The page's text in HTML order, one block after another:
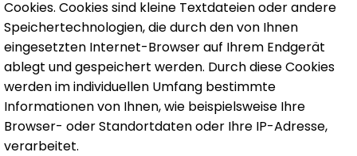
Cookies. Cookies sind kleine Textdateien oder andere
Speichertechnologien, die durch den von Ihnen
eingesetzten Internet-Browser auf Ihrem Endgerät
ablegt und gespeichert werden. Durch diese Cookies
werden im individuellen Umfang bestimmte
Informationen von Ihnen, wie beispielsweise Ihre
Browser- oder Standortdaten oder Ihre IP-Adresse,
verarbeitet.